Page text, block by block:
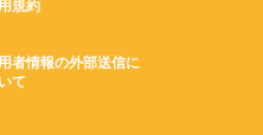
規約
者情報の外部送信に
て